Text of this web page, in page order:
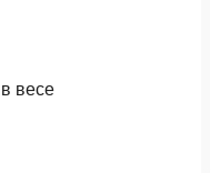
весе